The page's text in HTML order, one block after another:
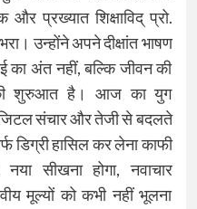
प्रख्यात शिक्षाविद् प्रो.
उन्होंने अपने दीक्षांत भाषण
का अंत नहीं, बल्कि जीवन की
की शुरुआत है। आज का युग
संचार और तेजी से बदलते
डिग्री हासिल कर लेना काफी
सीखना होगा, नवाचार
मूल्यों को कभी नहीं भूलना